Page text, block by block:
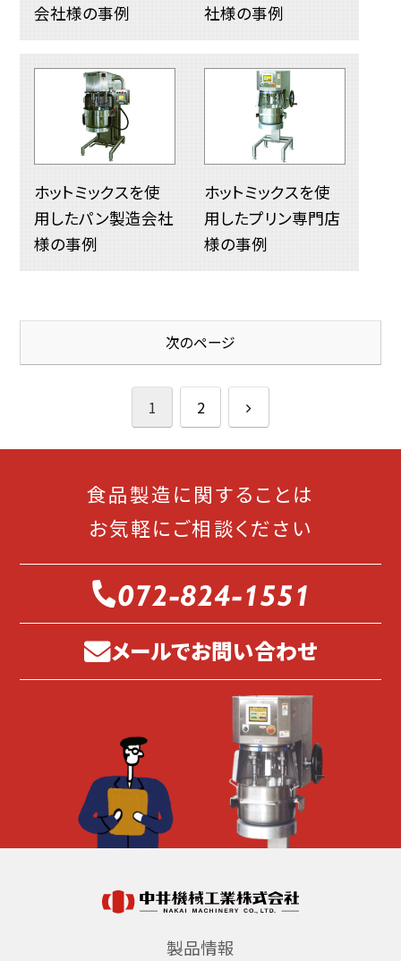
会社様の事例
社様の事例
ホットミックスを使
用したパン製造会社
様の事例
ホットミックスを使
用したプリン専門店
様の事例
次のページ
1 2
次
へ
食品製造に関することは
お気軽にご相談ください
072-824-1551
メールでお問い合わせ
製品情報